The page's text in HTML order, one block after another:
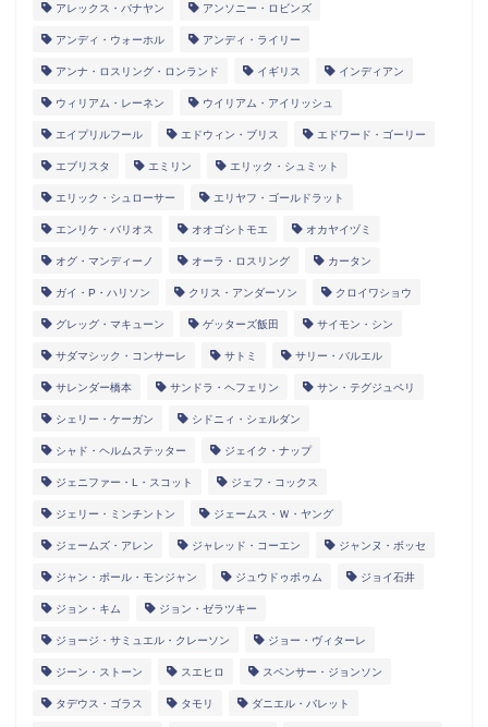
アレックス・バナヤン アンソニー・ロビンズ
アンディ・ウォーホル アンディ・ライリー
アンナ・ロスリング・ロンランド イギリス インディアン
ウィリアム・レーネン ウイリアム・アイリッシュ
エイプリルフール エドウィン・ブリス エドワード・ゴーリー
エブリスタ エミリン エリック・シュミット
エリック・シュローサー エリヤフ・ゴールドラット
エンリケ・バリオス オオゴシトモエ オカヤイヅミ
オグ・マンディーノ オーラ・ロスリング カータン
ガイ・P・ハリソン クリス・アンダーソン クロイワショウ
グレッグ・マキューン ゲッターズ飯田 サイモン・シン
サダマシック・コンサーレ サトミ サリー・バルエル
サレンダー橋本 サンドラ・ヘフェリン サン・テグジュペリ
シェリー・ケーガン シドニィ・シェルダン
シャド・ヘルムステッター ジェイク・ナップ
ジェニファー・L・スコット ジェフ・コックス
ジェリー・ミンチントン ジェームス・Ｗ・ヤング
ジェームズ・アレン ジャレッド・コーエン ジャンヌ・ボッセ
ジャン・ポール・モンジャン ジュウドゥポゥム ジョイ石井
ジョン・キム ジョン・ゼラツキー
ジョージ・サミュエル・クレーソン ジョー・ヴィターレ
ジーン・ストーン スエヒロ スペンサー・ジョンソン
タデウス・ゴラス タモリ ダニエル・バレット